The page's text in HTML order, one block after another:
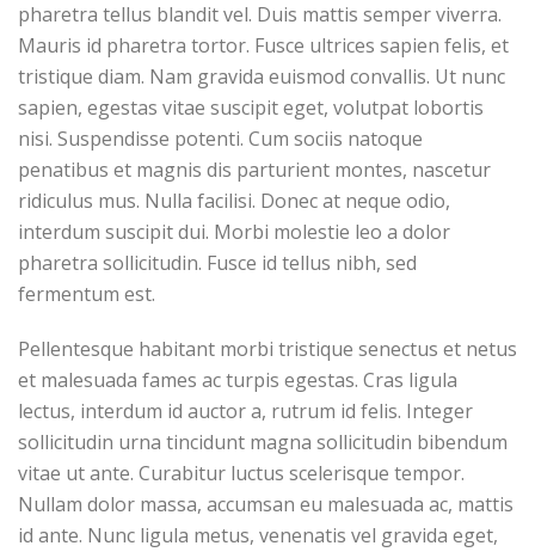
pharetra tellus blandit vel. Duis mattis semper viverra.
Mauris id pharetra tortor. Fusce ultrices sapien felis, et
tristique diam. Nam gravida euismod convallis. Ut nunc
sapien, egestas vitae suscipit eget, volutpat lobortis
nisi. Suspendisse potenti. Cum sociis natoque
penatibus et magnis dis parturient montes, nascetur
ridiculus mus. Nulla facilisi. Donec at neque odio,
interdum suscipit dui. Morbi molestie leo a dolor
pharetra sollicitudin. Fusce id tellus nibh, sed
fermentum est.
Pellentesque habitant morbi tristique senectus et netus
et malesuada fames ac turpis egestas. Cras ligula
lectus, interdum id auctor a, rutrum id felis. Integer
sollicitudin urna tincidunt magna sollicitudin bibendum
vitae ut ante. Curabitur luctus scelerisque tempor.
Nullam dolor massa, accumsan eu malesuada ac, mattis
id ante. Nunc ligula metus, venenatis vel gravida eget,